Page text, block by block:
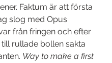
Faktum är att första
slog med Opus
från fringen och efter
rullade bollen sakta
Way to make a first